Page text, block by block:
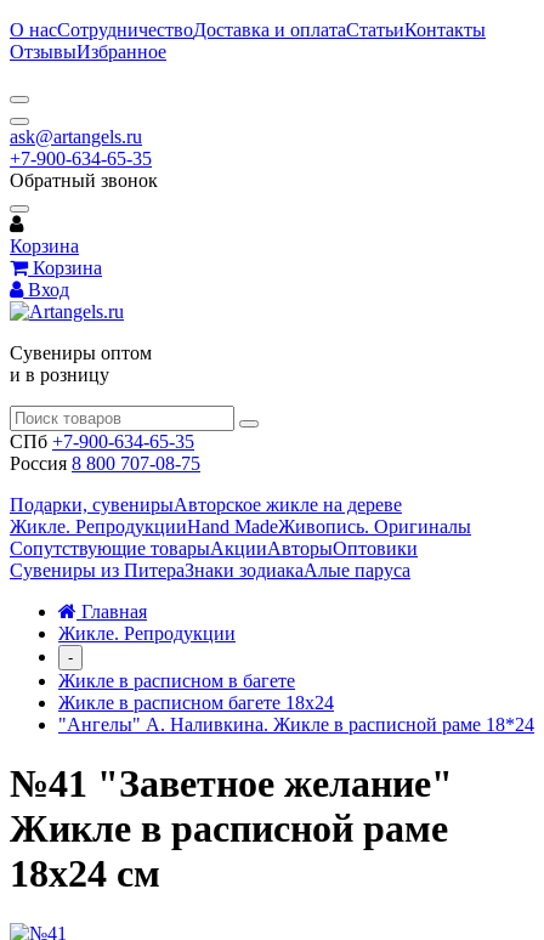
О насСотрудничествоДоставка и оплатаСтатьиКонтакты
ОтзывыИзбранное
ask@artangels.ru
+7-900-634-65-35
Обратный звонок
Корзина
Корзина
Вход
Сувениры оптом
и в розницу
СПб +7-900-634-65-35
Россия 8 800 707-08-75
Подарки, сувенирыАвторское жикле на дереве
Жикле. РепродукцииHand MadeЖивопись. Оригиналы
Сопутствующие товарыАкцииАвторыОптовики
Сувениры из ПитераЗнаки зодиакаАлые паруса
Главная
Жикле. Репродукции
-
Жикле в расписном в багете
Жикле в расписном багете 18х24
"Ангелы" А. Наливкина. Жикле в расписной раме 18*24
№41 "Заветное желание"
Жикле в расписной раме
18х24 см